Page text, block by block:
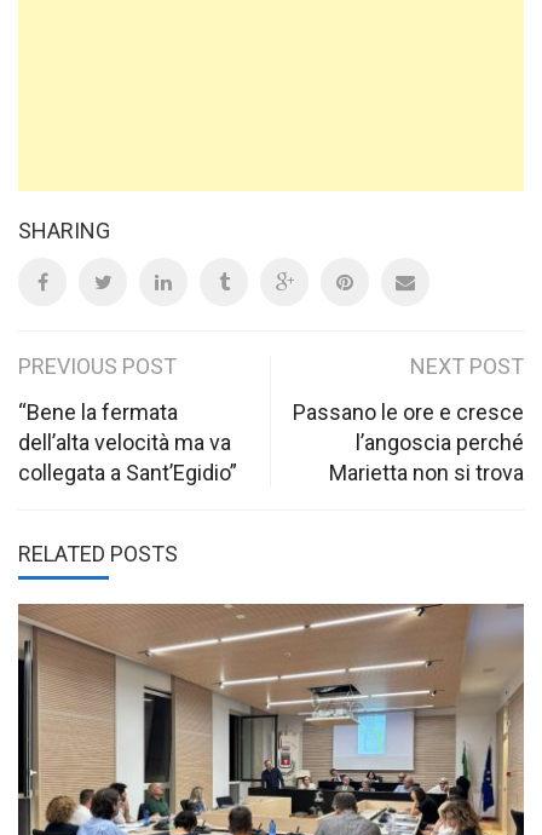
SHARING
Post
navigation
PREVIOUS POST
“Bene la fermata
dell’alta velocità ma va
collegata a Sant’Egidio”
NEXT POST
Passano le ore e cresce
l’angoscia perché
Marietta non si trova
RELATED POSTS